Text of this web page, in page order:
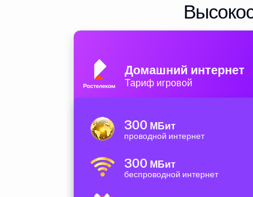
Домашний интернет
Тариф игровой
300 МБит
проводной интернет
300 МБит
беспроводной интернет